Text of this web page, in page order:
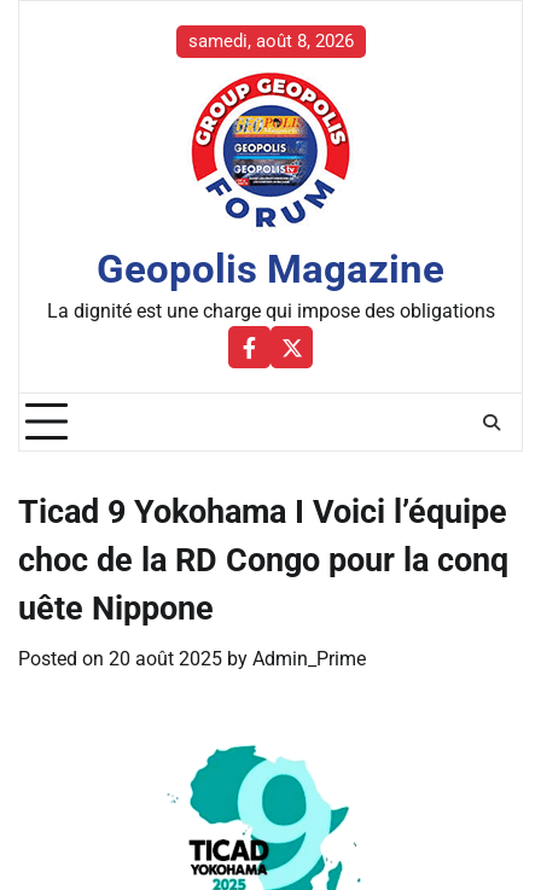
samedi, août 8, 2026
Geopolis Magazine
La dignité est une charge qui impose des obligations
Facebbok
X
Ticad 9 Yokohama I Voici l’équipe
choc de la RD Congo pour la conq
uête Nippone
Posted on 20 août 2025 by Admin_Prime